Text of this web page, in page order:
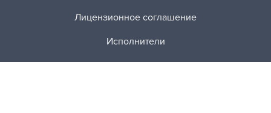
Лицензионное соглашение
Исполнители
Лучшие работы